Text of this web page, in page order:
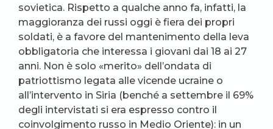
sovietica. Rispetto a qualche anno fa, infatti, la
maggioranza dei russi oggi è fiera dei propri
soldati, è a favore del mantenimento della leva
obbligatoria che interessa i giovani dai 18 ai 27
anni. Non è solo «merito» dell’ondata di
patriottismo legata alle vicende ucraine o
all’intervento in Siria (benché a settembre il 69%
degli intervistati si era espresso contro il
coinvolgimento russo in Medio Oriente): in un